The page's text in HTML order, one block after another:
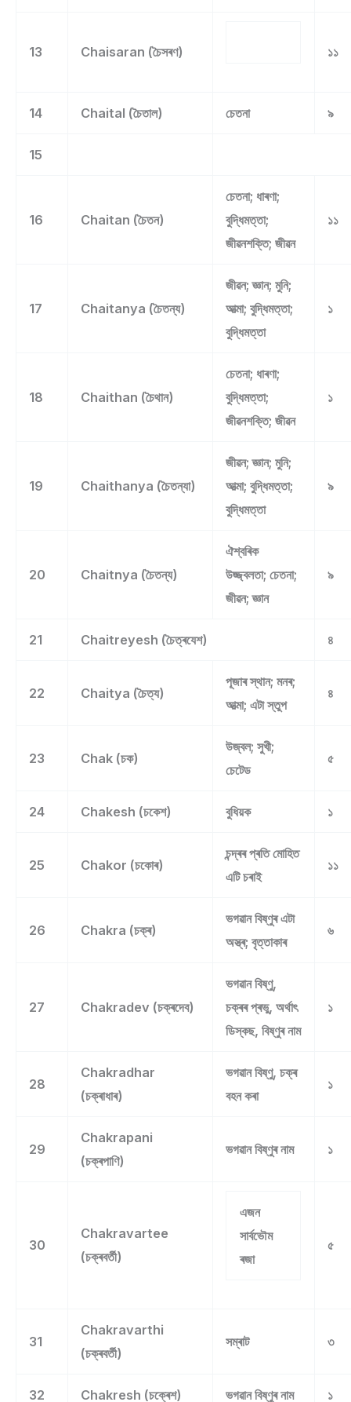
13 Chaisaran (চৈসৰণ) ১১
14 Chaital (চৈতাল) চেতনা ৯
15
16 Chaitan (চৈতন)
চেতনা; ধাৰণা;
বুদ্ধিমত্তা;
জীৱনশক্তি; জীৱন
১১
17 Chaitanya (চৈতন্য)
জীৱন; জ্ঞান; মুনি;
আত্মা; বুদ্ধিমত্তা;
বুদ্ধিমত্তা
১
18 Chaithan (চৈথান)
চেতনা; ধাৰণা;
বুদ্ধিমত্তা;
জীৱনশক্তি; জীৱন
১
19 Chaithanya (চৈতন্যা)
জীৱন; জ্ঞান; মুনি;
আত্মা; বুদ্ধিমত্তা;
বুদ্ধিমত্তা
৯
20 Chaitnya (চৈতন্য)
ঐশ্বৰিক
উজ্জ্বলতা; চেতনা;
জীৱন; জ্ঞান
৯
21 Chaitreyesh (চৈত্ৰযেশ) ৪
22 Chaitya (চৈত্য)
পূজাৰ স্থান; মনৰ;
আত্মা; এটা স্তুপ
৪
23 Chak (চক)
উজ্বল; সুখী;
চেটেড
৫
24 Chakesh (চকেশ) বুধিয়ক ১
25 Chakor (চকোৰ)
চন্দ্ৰৰ প্ৰতি মোহিত
এটি চৰাই
১১
26 Chakra (চক্ৰ)
ভগৱান বিষ্ণুৰ এটা
অস্ত্ৰ; বৃত্তাকাৰ
৬
27 Chakradev (চক্ৰদেব)
ভগৱান বিষ্ণু,
চক্ৰৰ প্ৰভু, অৰ্থাৎ
ডিস্কছ, বিষ্ণুৰ নাম
১
28
Chakradhar
(চক্ৰাধাৰ)
ভগৱান বিষ্ণু, চক্ৰ
বহন কৰা
১
29
Chakrapani
(চক্ৰপাণি)
ভগৱান বিষ্ণুৰ নাম ১
30
Chakravartee
(চক্ৰবৰ্তী)
এজন
সাৰ্বভৌম
ৰজা
৫
31
Chakravarthi
(চক্ৰবৰ্তী)
সম্ৰাট ৩
32 Chakresh (চক্ৰেশ) ভগৱান বিষ্ণুৰ নাম ১